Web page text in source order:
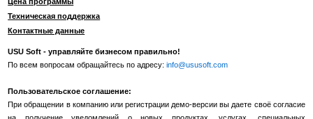
Техническая поддержка
Контактные данные
USU Soft - управляйте бизнесом правильно!
По всем вопросам обращайтесь по адресу:info@ususoft.com
Пользовательское соглашение:
При обращении в компанию или регистрации демо-версии вы даете своё согласие